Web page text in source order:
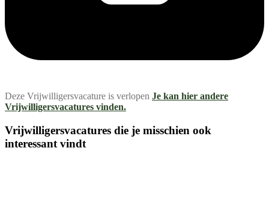
Deze Vrijwilligersvacature is verlopen Je kan hier andere
Vrijwilligersvacatures vinden.
Vrijwilligersvacatures die je misschien ook
interessant vindt